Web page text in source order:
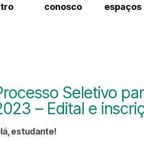
conosco
espaços
Seletivo
– Edital e
estudante!